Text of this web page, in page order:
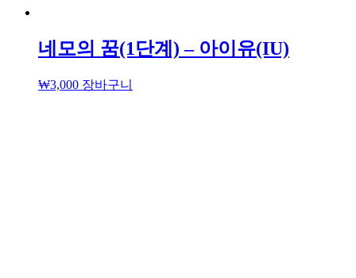
네모의 꿈(1단계) – 아이유(IU)
₩3,000 장바구니